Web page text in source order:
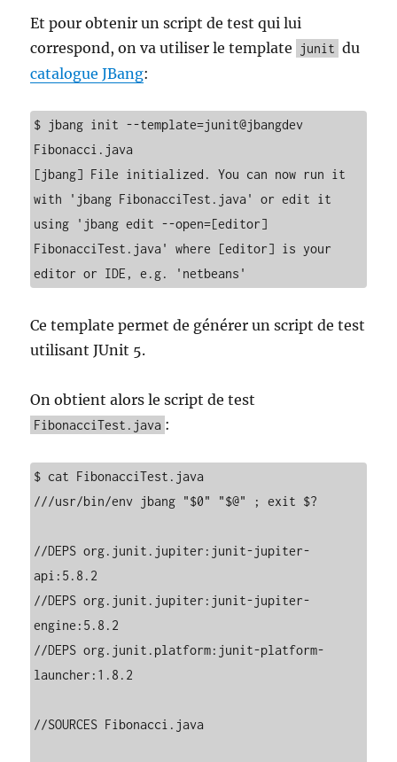
Et pour obtenir un script de test qui lui
correspond, on va utiliser le template
junit du
catalogue JBang:
$ jbang init --template=junit@jbangdev
Fibonacci.java
[jbang] File initialized. You can now run it
with 'jbang FibonacciTest.java' or edit it
using 'jbang edit --open=[editor]
FibonacciTest.java' where [editor] is your
editor or IDE, e.g. 'netbeans'
Ce template permet de générer un script de test
utilisant JUnit 5.
On obtient alors le script de test
FibonacciTest.java :
$ cat FibonacciTest.java
///usr/bin/env jbang "$0" "$@" ; exit $?
//DEPS org.junit.jupiter:junit-jupiter-
api:5.8.2
//DEPS org.junit.jupiter:junit-jupiter-
engine:5.8.2
//DEPS org.junit.platform:junit-platform-
launcher:1.8.2
//SOURCES Fibonacci.java